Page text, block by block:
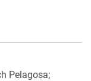
Pelagosa;